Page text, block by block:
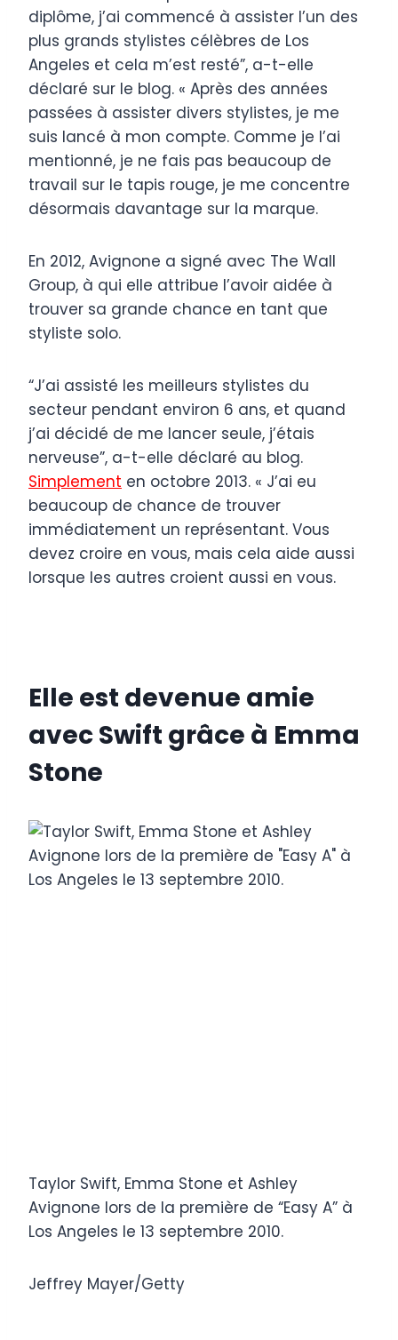
diplôme, j’ai commencé à assister l’un des
plus grands stylistes célèbres de Los
Angeles et cela m’est resté”, a-t-elle
déclaré sur le blog. « Après des années
passées à assister divers stylistes, je me
suis lancé à mon compte. Comme je l’ai
mentionné, je ne fais pas beaucoup de
travail sur le tapis rouge, je me concentre
désormais davantage sur la marque.
En 2012, Avignone a signé avec The Wall
Group, à qui elle attribue l’avoir aidée à
trouver sa grande chance en tant que
styliste solo.
“J’ai assisté les meilleurs stylistes du
secteur pendant environ 6 ans, et quand
j’ai décidé de me lancer seule, j’étais
nerveuse”, a-t-elle déclaré au blog.
Simplement en octobre 2013. « J’ai eu
beaucoup de chance de trouver
immédiatement un représentant. Vous
devez croire en vous, mais cela aide aussi
lorsque les autres croient aussi en vous.
Elle est devenue amie
avec Swift grâce à Emma
Stone
Taylor Swift, Emma Stone et Ashley
Avignone lors de la première de “Easy A” à
Los Angeles le 13 septembre 2010.
Jeffrey Mayer/Getty